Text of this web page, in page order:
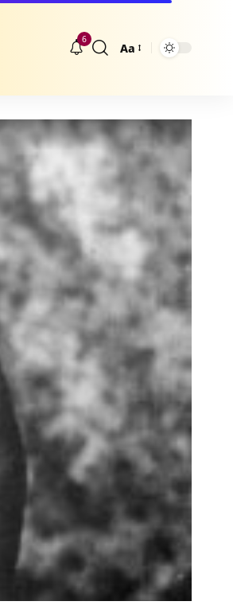
6
Größenänderung
Aa